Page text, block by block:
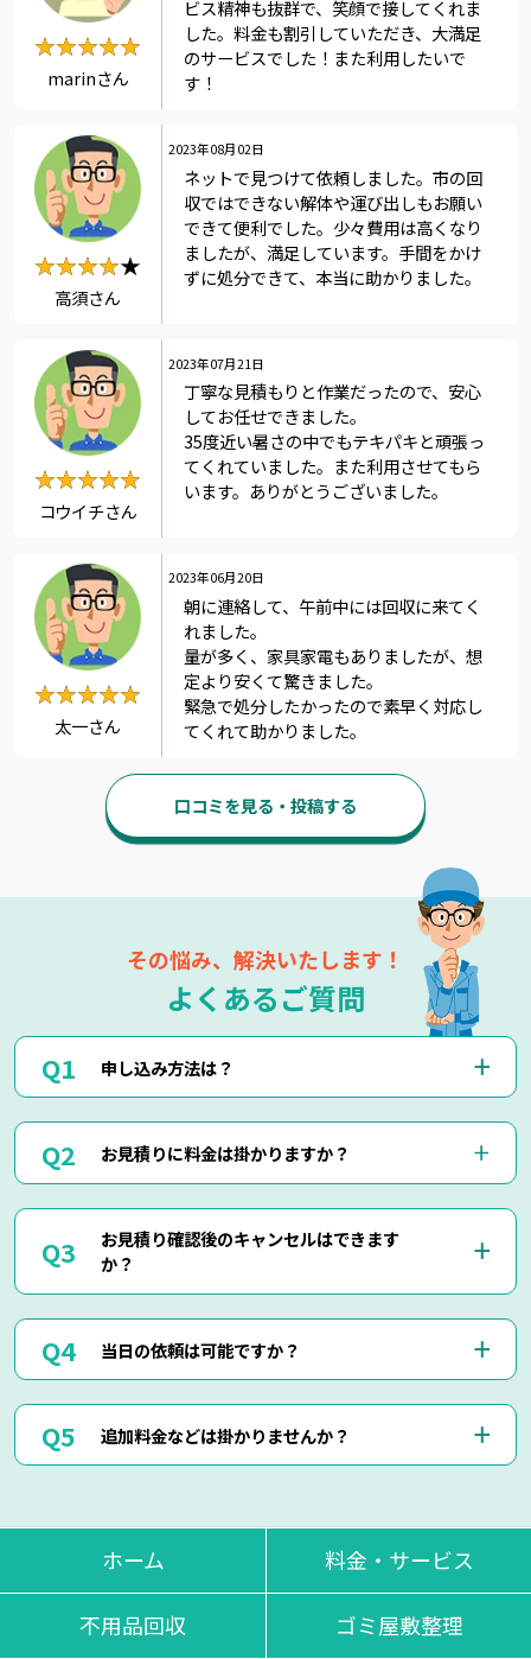
★★★★★
★★★★★
marinさん
ビス精神も抜群で、笑顔で接してくれま
した。料金も割引していただき、大満足
のサービスでした！また利用したいで
す！
2023年08月02日
★★★★★
★★★★
高須さん
ネットで見つけて依頼しました。市の回
収ではできない解体や運び出しもお願い
できて便利でした。少々費用は高くなり
ましたが、満足しています。手間をかけ
ずに処分できて、本当に助かりました。
2023年07月21日
★★★★★
★★★★★
コウイチさん
丁寧な見積もりと作業だったので、安心
してお任せできました。
35度近い暑さの中でもテキパキと頑張っ
てくれていました。また利用させてもら
います。ありがとうございました。
2023年06月20日
★★★★★
★★★★★
太一さん
朝に連絡して、午前中には回収に来てく
れました。
量が多く、家具家電もありましたが、想
定より安くて驚きました。
緊急で処分したかったので素早く対応し
てくれて助かりました。
口コミを見る・投稿する
その悩み、解決いたします！
よくあるご質問
申し込み方法は？
くださいませ。
お電話・メール・LINEにてご予約が可能です。
ご相談の際にご依頼作業の詳細や回収物の詳細など、ご説明
して頂けましたら簡易お見積りも可能でございます。
お客様に分かりやすくご説明させて頂きますのでご安心くだ
お見積りに料金は掛かりますか？
りますのでご安心してご相談くださいませ。
現地にて現物を確認しないと正確なお見積りを出せない場合
もございますので、お電話・メール・LINEでのお見積り
は、簡易お見積りを出させて頂きます。
正確なお見積りをご希望の場合は『出張お見積り』をご希望
頂ければ、無料にてご対応させて頂きます。
お見積り確認後のキャンセルはできます
か？
出張費などはもちろん掛かりませんのでご安心ください。
当社ではお見積り金額に納得されていないお客様に対して無
断で作業は行いません。
ただし悪質なキャンセルに関しましてはキャンセル料を頂く
場合もございます。
当日の依頼は可能ですか？
東京・神奈川・千葉・埼玉の対応エリア内でしたら、最短25
分で現地に到着させて頂きます。
追加料金などは掛かりませんか？
でご対応させて頂いております。
不当な追加料金等は一切掛かりませんのでご安心くださいま
ホーム 料金・サービス
不用品回収 ゴミ屋敷整理